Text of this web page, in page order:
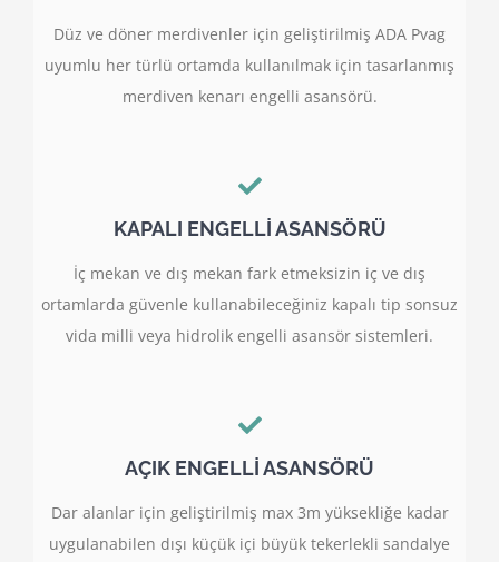
Düz ve döner merdivenler için geliştirilmiş ADA Pvag
uyumlu her türlü ortamda kullanılmak için tasarlanmış
merdiven kenarı engelli asansörü.
KAPALI ENGELLİ ASANSÖRÜ
İç mekan ve dış mekan fark etmeksizin iç ve dış
ortamlarda güvenle kullanabileceğiniz kapalı tip sonsuz
vida milli veya hidrolik engelli asansör sistemleri.
AÇIK ENGELLİ ASANSÖRÜ
Dar alanlar için geliştirilmiş max 3m yüksekliğe kadar
uygulanabilen dışı küçük içi büyük tekerlekli sandalye